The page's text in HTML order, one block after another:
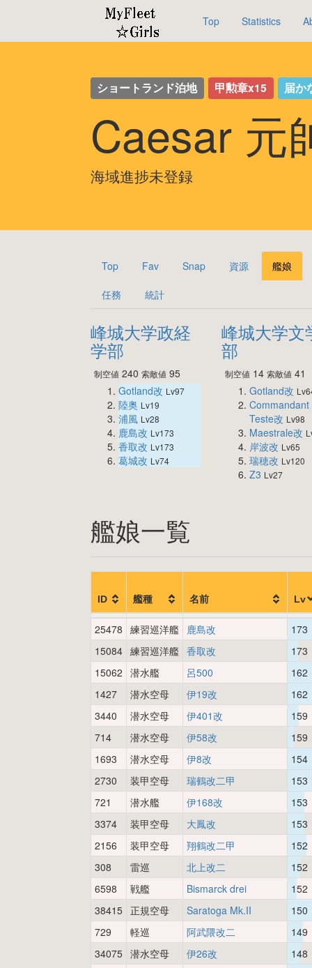
Top Statistics
ショートランド泊地 甲勲章x15 届か
Caesar 元
海域進捗未登録
Top Fav Snap 資源 艦娘
任務 統計
峰城大学政経
学部
制空値 240 索敵値 95
Gotland改 Lv97
陸奥 Lv19
浦風 Lv28
鹿島改 Lv173
香取改 Lv173
葛城改 Lv74
峰城大学文
部
制空値14 索敵値41
Gotland改
Commandant
Teste改 Lv98
Maestrale改
岸波改 Lv65
瑞穂改 Lv120
Z3 Lv27
艦娘一覧
ID 艦種 名前 Lv
25478 練習巡洋艦 鹿島改
173
15084 練習巡洋艦 香取改
173
15062 潜水艦 呂500
162
1427
潜水空母 伊19改
162
3440
潜水空母 伊401改
159
714
潜水空母 伊58改
159
1693
潜水空母 伊8改
154
2730
装甲空母 瑞鶴改二甲
153
721
潜水艦 伊168改
153
3374
装甲空母 大鳳改
153
2156
装甲空母 翔鶴改二甲
152
308
雷巡 北上改二
152
6598
戦艦 Bismarck drei
152
38415
正規空母 Saratoga Mk.II
150
729
軽巡 阿武隈改二
149
34075 潜水空母 伊26改
148